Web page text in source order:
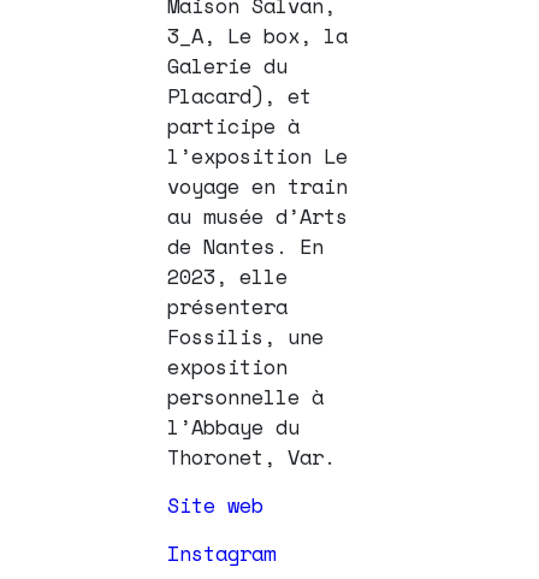
3_A, Le box, la
Galerie du
Placard), et
participe à
l’exposition Le
voyage en train
au musée d’Arts
de Nantes. En
2023, elle
présentera
Fossilis, une
exposition
personnelle à
l’Abbaye du
Thoronet, Var.
Site web
Instagram